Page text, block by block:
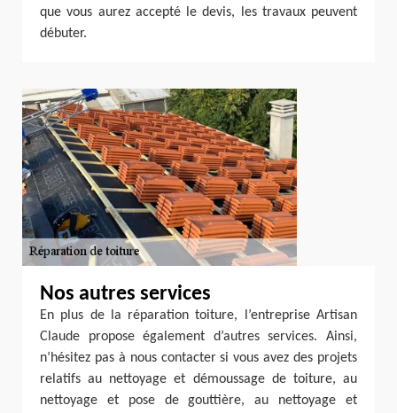
que vous aurez accepté le devis, les travaux peuvent
débuter.
Nos autres services
En plus de la réparation toiture, l’entreprise Artisan
Claude propose également d’autres services. Ainsi,
n’hésitez pas à nous contacter si vous avez des projets
relatifs au nettoyage et démoussage de toiture, au
nettoyage et pose de gouttière, au nettoyage et